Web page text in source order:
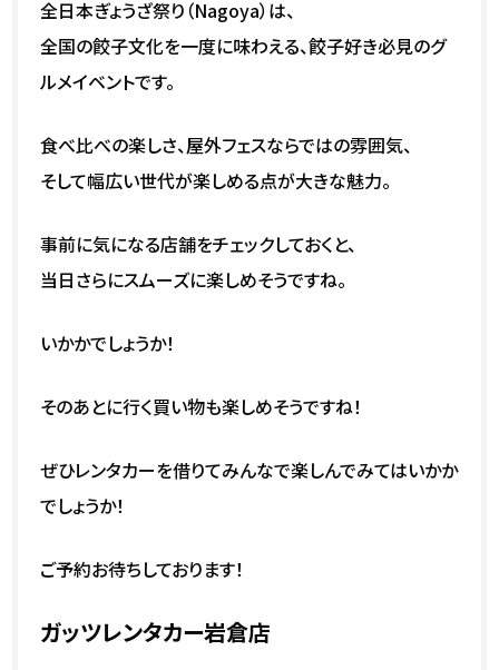
全日本ぎょうざ祭り（Nagoya）は、
全国の餃子文化を一度に味わえる、餃子好き必見のグ
ルメイベントです。
食べ比べの楽しさ、屋外フェスならではの雰囲気、
そして幅広い世代が楽しめる点が大きな魅力。
事前に気になる店舗をチェックしておくと、
当日さらにスムーズに楽しめそうですね。
いかかでしょうか！
そのあとに行く買い物も楽しめそうですね！
ぜひレンタカーを借りてみんなで楽しんでみてはいかか
でしょうか！
ご予約お待ちしております！
ガッツレンタカー岩倉店